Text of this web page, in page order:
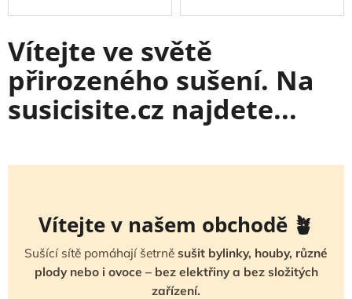
Vítejte ve světě
přirozeného sušení. Na
susicisite.cz najdete...
Vítejte v našem obchodě 🪴
Sušící sítě pomáhají šetrně sušit bylinky, houby, různé
plody nebo i ovoce – bez elektřiny a bez složitých
zařízení.